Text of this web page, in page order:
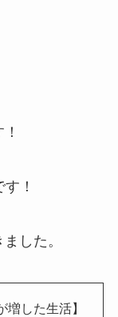
！
した。
増した生活】